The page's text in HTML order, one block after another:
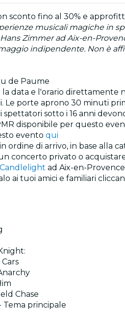
sconto fino al 30% e
musicali magiche in
Zimmer ad Aix-en-
indipendente. Non è
de Paume
la data e l'orario
Le porte aprono 30 minuti
spettatori sotto i 16 anni
disponibile per questo
evento qui
ordine di arrivo, in base alla
concerto privato o
ad Aix-en-Provence
ai tuoi amici e familiari
Chase
Tema principale